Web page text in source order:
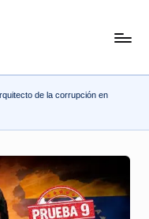
de la corrupción en